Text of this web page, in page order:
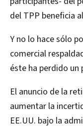
del TPP beneficia
Y no lo hace sólo
comercial
éste ha perdido un
El anuncio de la
aumentar la
EE.UU. bajo la